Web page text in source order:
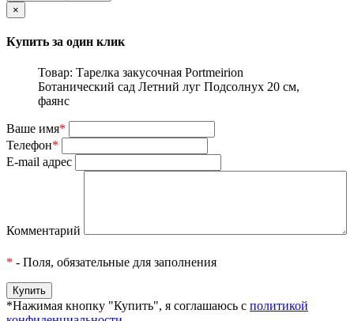
×
Купить за один клик
Товар: Тарелка закусочная Portmeirion
Ботанический сад Летний луг Подсолнух 20 см,
фаянс
Ваше имя*
Телефон*
E-mail адрес
Комментарий
* - Поля, обязательные для заполнения
*Нажимая кнопку "Купить", я соглашаюсь с политикой